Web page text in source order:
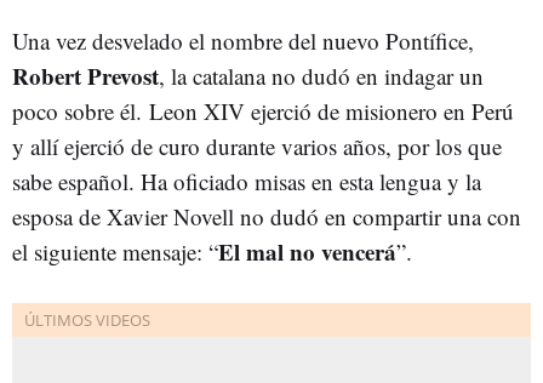
Una vez desvelado el nombre del nuevo Pontífice,
Robert Prevost, la catalana no dudó en indagar un
poco sobre él. Leon XIV ejerció de misionero en Perú
y allí ejerció de curo durante varios años, por los que
sabe español. Ha oficiado misas en esta lengua y la
esposa de Xavier Novell no dudó en compartir una con
el siguiente mensaje: “El mal no vencerá”.